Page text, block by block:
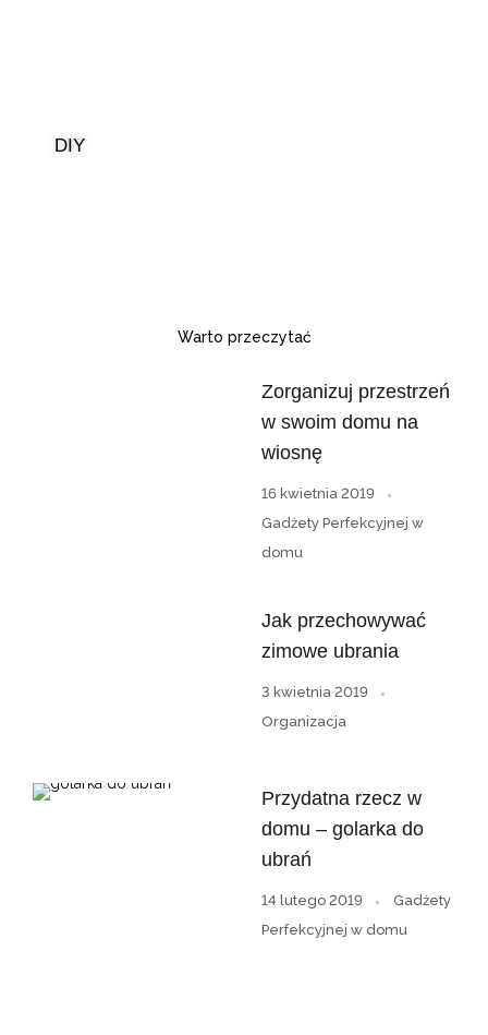
DIY
Warto przeczytać
Zorganizuj przestrzeń
w swoim domu na
wiosnę
16 kwietnia 2019
Gadżety Perfekcyjnej w
domu
Jak przechowywać
zimowe ubrania
3 kwietnia 2019
Organizacja
Przydatna rzecz w
domu – golarka do
ubrań
14 lutego 2019
Gadżety
Perfekcyjnej w domu